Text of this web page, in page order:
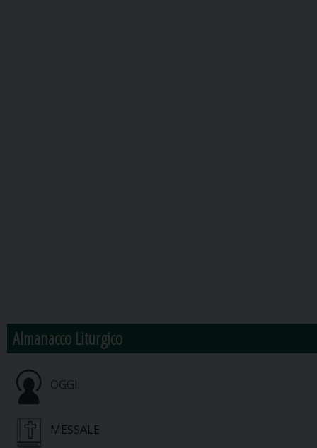
Almanacco Liturgico
OGGI:
MESSALE